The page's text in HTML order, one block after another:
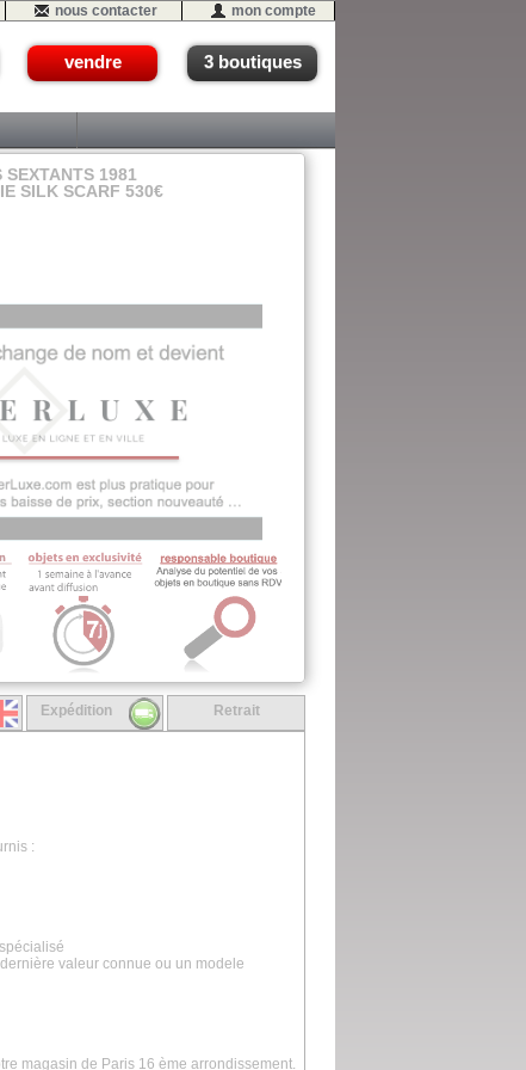
nous contacter mon compte
vendre 3 boutiques
SEXTANTS 1981
SILK SCARF 530€
Expédition Retrait
:
valeur connue ou un modele
magasin de Paris 16 ème arrondissement.